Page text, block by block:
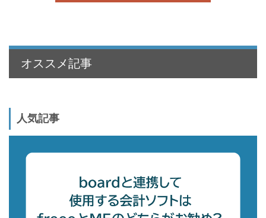
オススメ記事
人気記事